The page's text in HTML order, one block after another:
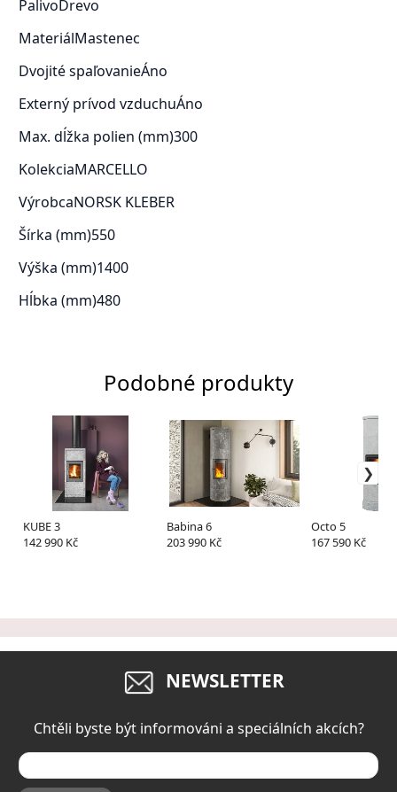
PalivoDrevo
MateriálMastenec
Dvojité spaľovanieÁno
Externý prívod vzduchuÁno
Max. dĺžka polien (mm)300
KolekciaMARCELLO
VýrobcaNORSK KLEBER
Šírka (mm)550
Výška (mm)1400
Hĺbka (mm)480
Podobné produkty
KUBE 3
142 990 Kč
Babina 6
203 990 Kč
Octo 5
167 590 Kč
NEWSLETTER
Chtěli byste být informováni a speciálních akcích?